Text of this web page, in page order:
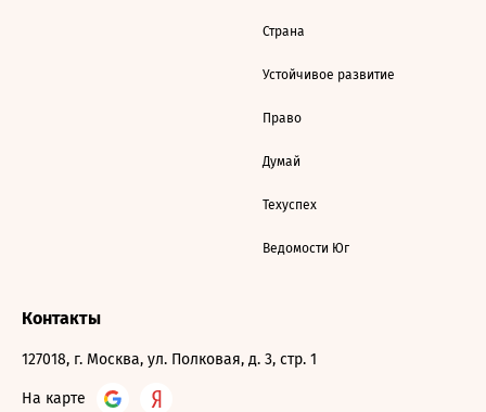
Страна
Устойчивое развитие
Право
Думай
Техуспех
Ведомости Юг
Контакты
127018, г. Москва, ул. Полковая, д. 3, стр. 1
На карте